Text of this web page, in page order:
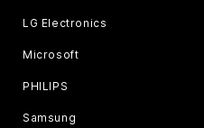
LG Electronics
Microsoft
PHILIPS
Samsung